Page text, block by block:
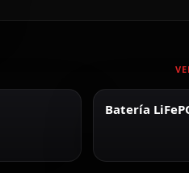
Batería